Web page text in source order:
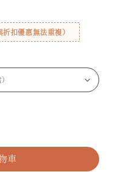
扣優惠無法重複）
車